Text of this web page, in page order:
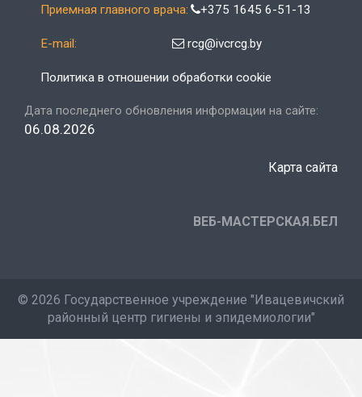
Приемная главного врача: +375 1645 6-51-13
E-mail: rcg@ivcrcg.by
Политика в отношении обработки cookie
Дата последнего обновления информации на сайте:
06.08.2026
Карта сайта
ВЕБ-МАСТЕРСКАЯ.БЕЛ
© 2026 Государственное учреждение "Ивацевичский
районный центр гигиены и эпидемиологии"